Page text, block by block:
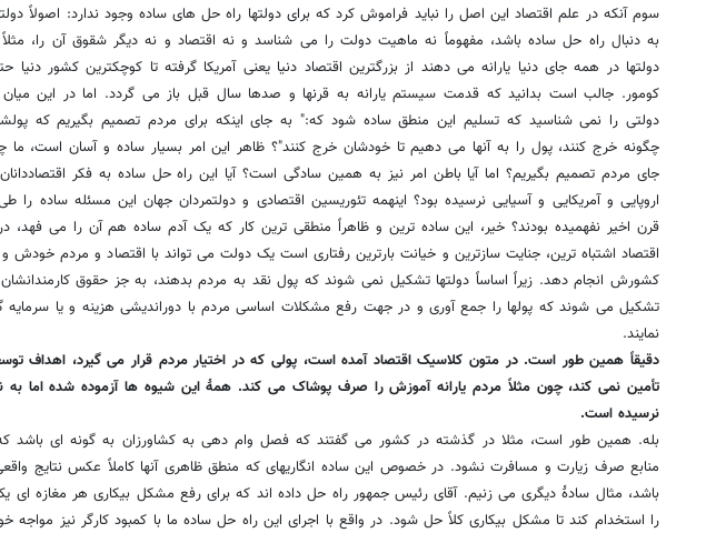
سوم آنکه در علم اقتصاد این اصل را نباید فراموش کرد که برای دولتها راه حل های ساده وجود ندارد: اصولاً
به دنبال راه حل ساده باشد، مفهوماً نه ماهیت دولت را می شناسد و نه اقتصاد و نه دیگر شقوق آن را،
دولتها در همه جای دنیا یارانه می دهند از بزرگترین اقتصاد دنیا یعنی آمریکا گرفته تا کوچکترین کشور دنیا
کومور. جالب است بدانید که قدمت سیستم یارانه به قرنها و صدها سال قبل باز می گردد. اما در این
دولتی را نمی شناسید که تسلیم این منطق ساده شود که:" به جای اینکه برای مردم تصمیم بگیریم که
چگونه خرج کنند، پول را به آنها می دهیم تا خودشان خرج کنند"؟ ظاهر این امر بسیار ساده و آسان است، ما
جای مردم تصمیم بگیریم؟ اما آیا باطن امر نیز به همین سادگی است؟ آیا این راه حل ساده به فکر
اروپایی و آمریکایی و آسیایی نرسیده بود؟ اینهمه تئوریسین اقتصادی و دولتمردان جهان این مسئله ساده را
قرن اخیر نفهمیده بودند؟ خیر، این ساده ترین و ظاهراً منطقی ترین کار که یک آدم ساده هم آن را می فهد،
اقتصاد اشتباه ترین، جنایت سازترین و خیانت بارترین رفتاری است یک دولت می تواند با اقتصاد و مردم خودش و
کشورش انجام دهد. زیراً اساساً دولتها تشکیل نمی شوند که پول نقد به مردم بدهند، به جز حقوق
تشکیل می شوند که پولها را جمع آوری و در جهت رفع مشکلات اساسی مردم با دوراندیشی هزینه و یا سرمایه
نمایند.
دقیقاً همین طور است. در متون کلاسیک اقتصاد آمده است، پولی که در اختیار مردم قرار می گیرد، اهداف
تأمین نمی کند، چون مثلاً مردم یارانه آموزش را صرف پوشاک می کند. همۀ این شیوه ها آزموده شده اما به
نرسیده است.
بله. همین طور است، مثلا در گذشته در کشور می گفتند که فصل وام دهی به کشاورزان به گونه ای باشد
منابع صرف زیارت و مسافرت نشود. در خصوص این ساده انگاریهای که منطق ظاهری آنها کاملاً عکس نتایج
باشد، مثال سادۀ دیگری می زنیم. آقای رئیس جمهور راه حل داده اند که برای رفع مشکل بیکاری هر مغازه ای
را استخدام کند تا مشکل بیکاری کلاً حل شود. در واقع با اجرای این راه حل ساده ما با کمبود کارگر نیز مواجه